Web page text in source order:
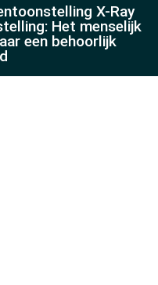
X-Ray
Het menselijk
een behoorlijk